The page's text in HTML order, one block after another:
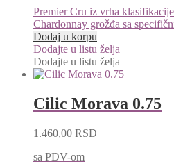
Premier Cru iz vrha
Chardonnay grožđa sa
Dodaj u korpu
Dodajte u listu želja
Dodajte u listu želja
Cilic Morava 0.75
1.460,00 RSD
sa PDV-om